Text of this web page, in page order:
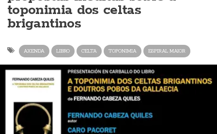
toponimia dos celtas
brigantinos
AXENDA LIBRO CELTA TOPONIMIA ESPIRAL MAIOR